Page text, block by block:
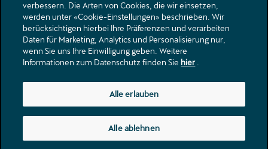
Riedhofstrasse 7
8804 Au ZH
info@ausee.ch
Kontakt
Kataloge & Preislisten
Rechtliche Hinweise
Datenschutzerklärung
verbessern. Die Arten von Cookies, die wir einsetzen,
werden unter «Cookie-Einstellungen» beschrieben. Wir
berücksichtigen hierbei Ihre Präferenzen und verarbeiten
Daten für Marketing, Analytics und Personalisierung nur,
wenn Sie uns Ihre Einwilligung geben. Weitere
Informationen zum Datenschutz finden Sie hier.
Alle ablehnen
Alle erlauben